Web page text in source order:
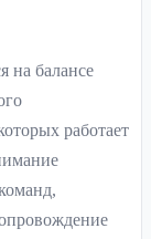
на балансе
работает